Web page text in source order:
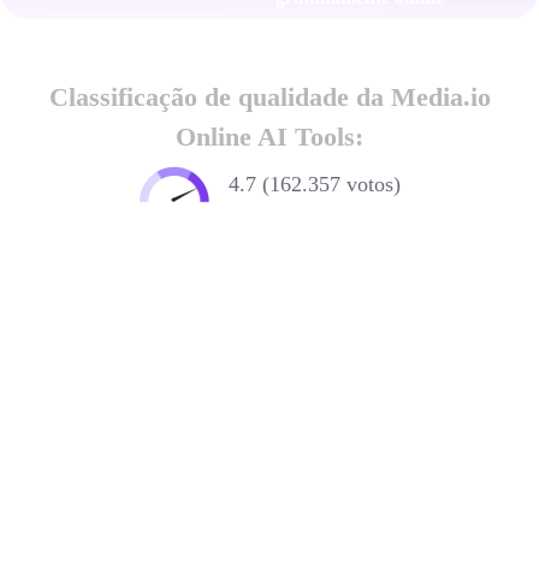
Classificação de qualidade da Media.io
Online AI Tools:
4.7 (162.357 votos)